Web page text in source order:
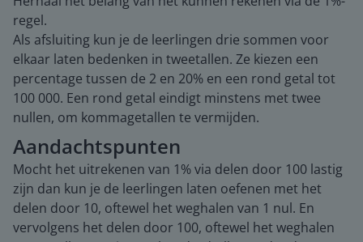
regel.
Als afsluiting kun je de leerlingen drie sommen voor
elkaar laten bedenken in tweetallen. Ze kiezen een
percentage tussen de 2 en 20% en een rond getal tot
100 000. Een rond getal eindigt minstens met twee
nullen, om kommagetallen te vermijden.
Aandachtspunten
Mocht het uitrekenen van 1% via delen door 100 lastig
zijn dan kun je de leerlingen laten oefenen met het
delen door 10, oftewel het weghalen van 1 nul. En
vervolgens het delen door 100, oftewel het weghalen